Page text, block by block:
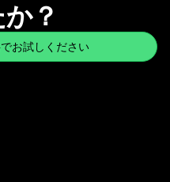
？
お試しください